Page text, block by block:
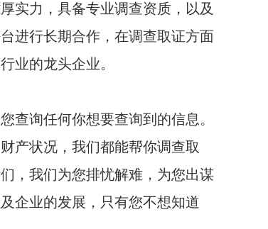
实力，具备专业调查资质，以及
进行长期合作，在调查取证方面
业的龙头企业。
查询任何你想要查询到的信息。
产状况，我们都能帮你调查取
，我们为您排忧解难，为您出谋
企业的发展，只有您不想知道